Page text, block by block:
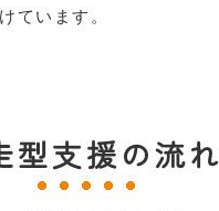
ています。
型支援の流れ